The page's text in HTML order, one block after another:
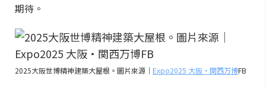
期待。
2025大阪世博精神建築大屋根。圖片來源｜ Expo2025 大阪・関西万博FB